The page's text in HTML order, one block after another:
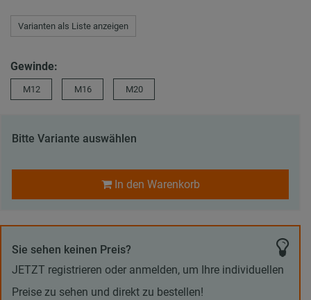
Varianten als Liste anzeigen
Gewinde:
M12 M16 M20
Bitte Variante auswählen
In den Warenkorb
Sie sehen keinen Preis?
JETZT registrieren oder anmelden, um Ihre individuellen
Preise zu sehen und direkt zu bestellen!